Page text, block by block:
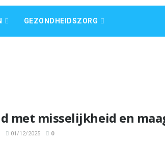
GEZONDHEIDSZORG
met misselijkheid en
01/12/2025 0